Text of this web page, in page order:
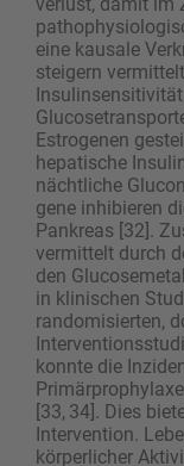
eine kausale
steigern
Estrogenen
hepatische
nächtliche
gene inhibieren
Pankreas [32].
vermittelt durch
den
in klinischen
randomisierten,
konnte die
[33, 34]. Dies
Intervention.
körper­licher